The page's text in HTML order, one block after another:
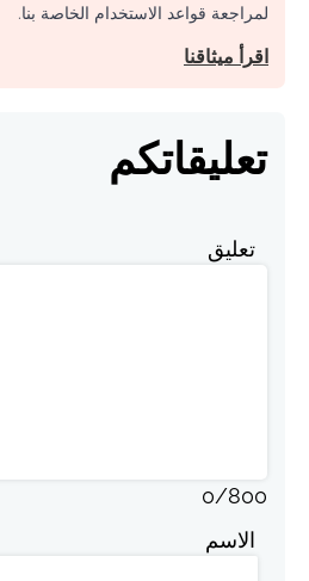
لمراجعة قواعد الاستخدام الخاصة بنا.
اقرأ ميثاقنا
تعليقاتكم
تعليق
0/800
الاسم